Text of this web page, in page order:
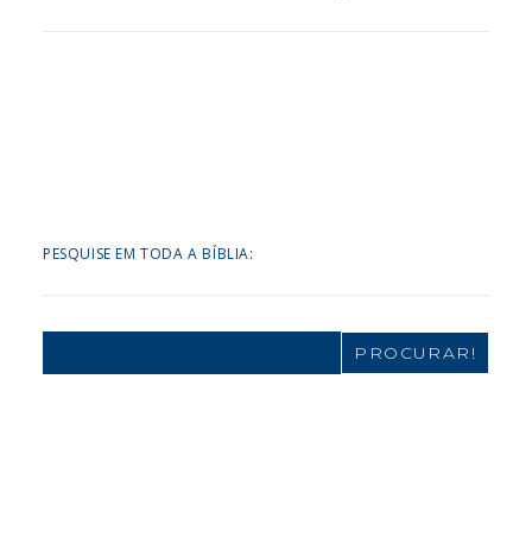
PESQUISE EM TODA A BÍBLIA:
Search